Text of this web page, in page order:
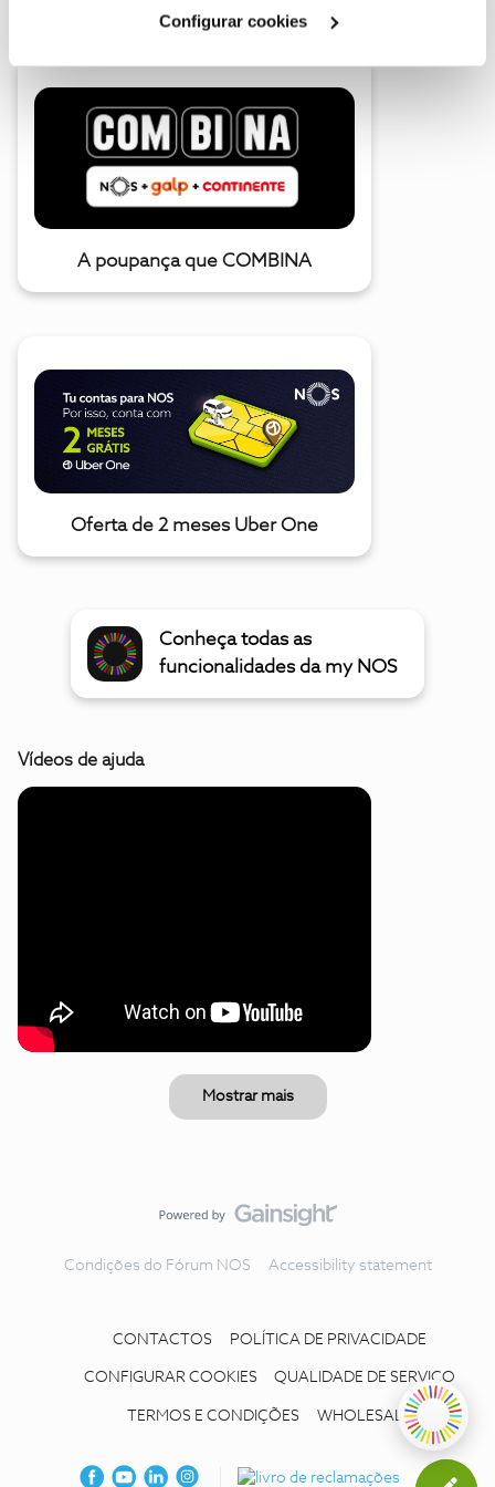
Configurar cookies
A poupança que COMBINA
Oferta de 2 meses Uber One
Conheça todas as
funcionalidades da my NOS
Vídeos de ajuda
Mostrar mais
Condições do Fórum NOS Accessibility statement
CONTACTOS POLÍTICA DE PRIVACIDADE
CONFIGURAR COOKIES QUALIDADE DE SERVIÇO
TERMOS E CONDIÇÕES WHOLESALE